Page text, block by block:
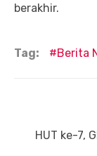
berakhir.
Tag: Berita
pos
Previous
HUT ke-7,